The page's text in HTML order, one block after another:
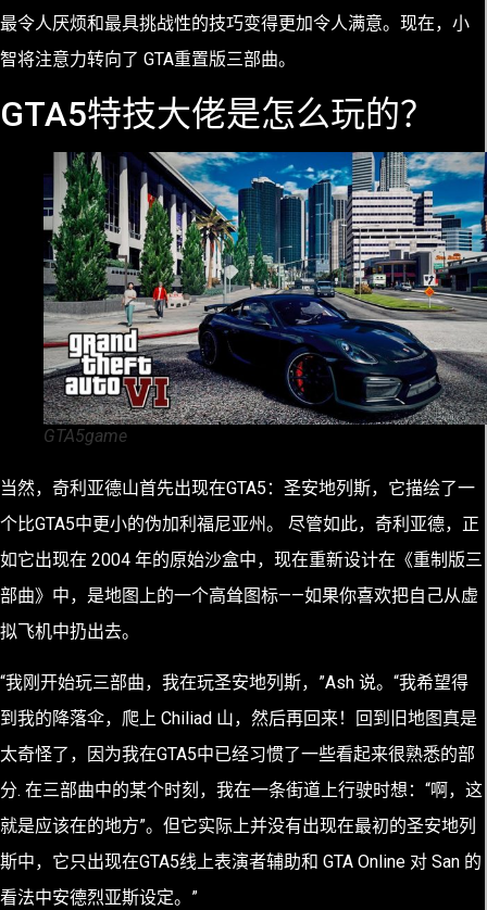
最令人厌烦和最具挑战性的技巧变得更加令人满意。现在，小
智将注意力转向了 GTA重置版三部曲。
GTA5特技大佬是怎么玩的？
GTA5game
当然，奇利亚德山首先出现在GTA5：圣安地列斯，它描绘了一
个比GTA5中更小的伪加利福尼亚州。 尽管如此，奇利亚德，正
如它出现在 2004 年的原始沙盒中，现在重新设计在《重制版三
部曲》中，是地图上的一个高耸图标——如果你喜欢把自己从虚
拟飞机中扔出去。
“我刚开始玩三部曲，我在玩圣安地列斯，”Ash 说。“我希望得
到我的降落伞，爬上 Chiliad 山，然后再回来！回到旧地图真是
太奇怪了，因为我在GTA5中已经习惯了一些看起来很熟悉的部
分. 在三部曲中的某个时刻，我在一条街道上行驶时想：“啊，这
就是应该在的地方”。但它实际上并没有出现在最初的圣安地列
斯中，它只出现在GTA5线上表演者辅助和 GTA Online 对 San 的
看法中安德烈亚斯设定。”